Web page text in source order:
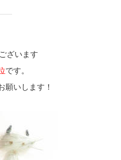
ざいます
です。
願いします！